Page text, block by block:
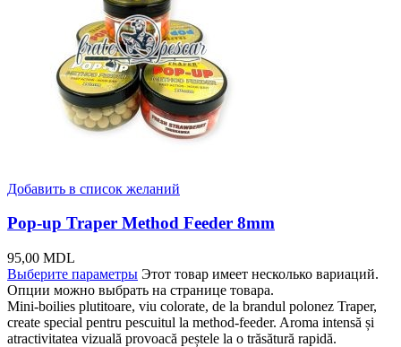
Добавить в список желаний
Pop-up Traper Method Feeder 8mm
95,00 MDL
Выберите параметры Этот товар имеет несколько вариаций.
Опции можно выбрать на странице товара.
Mini-boilies plutitoare, viu colorate, de la brandul polonez Traper,
create special pentru pescuitul la method-feeder. Aroma intensă și
atractivitatea vizuală provoacă peștele la o trăsătură rapidă.